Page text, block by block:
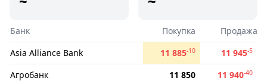
Банк Покупка
Продажа
Asia Alliance Bank
11 885-10 11 945-5
Агробанк 11 850 11 940-40